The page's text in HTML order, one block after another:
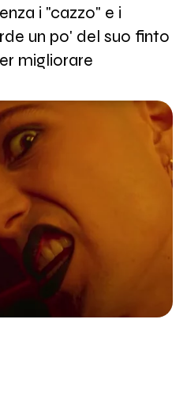
i "cazzo" e i
un po' del suo finto
migliorare